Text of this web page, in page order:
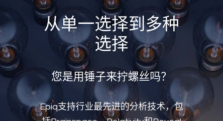
从单一选择到多种
选择
您是用锤子来拧螺丝吗？
Epiq支持行业最先进的分析技术，包